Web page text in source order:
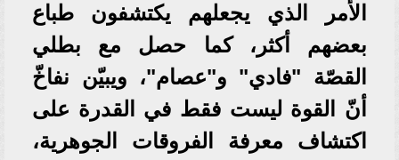
الأمر الذي يجعلهم يكتشفون طباع
بعضهم أكثر، كما حصل مع بطلي
القصّة "فادي" و"عصام"، ويبيّن نفاخّ
أنّ القوة ليست فقط في القدرة على
اكتشاف معرفة الفروقات الجوهرية،